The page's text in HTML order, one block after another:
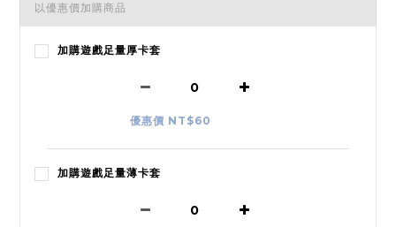
以優惠價加購商品
加購遊戲足量厚卡套
優惠價 NT$60
加購遊戲足量薄卡套